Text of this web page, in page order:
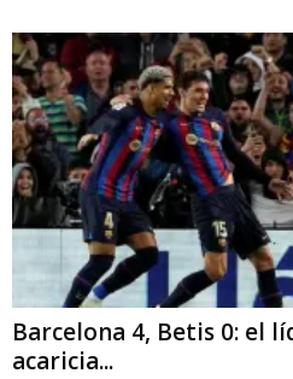
Barcelona 4, Betis 0: el
acaricia...